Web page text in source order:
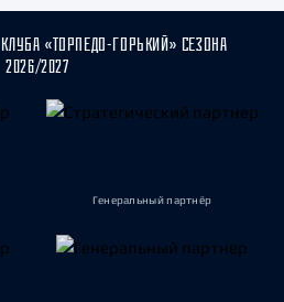
«ТОРПЕДО-ГОРЬКИЙ» СЕЗОНА
2026/2027
Генеральный партнёр